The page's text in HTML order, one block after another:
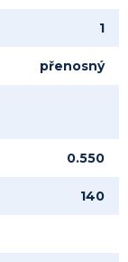
1
přenosný
0.550
140